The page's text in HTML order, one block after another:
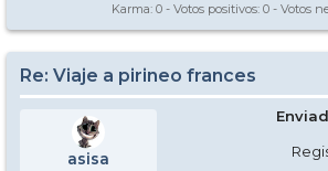
Karma: 0 - Votos positivos: 0 - Votos
Re: Viaje a pirineo frances
asisa